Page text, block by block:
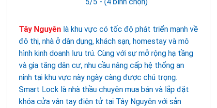
Tây Nguyên là khu vực có tốc độ phát triển mạnh về
đô thị, nhà ở dân dụng, khách sạn, homestay và mô
hình kinh doanh lưu trú. Cùng với sự mở rộng hạ tầng
và gia tăng dân cư, nhu cầu nâng cấp hệ thống an
ninh tại khu vực này ngày càng được chú trọng.
Smart Lock là nhà thầu chuyên mua bán và lắp đặt
khóa cửa vân tay điện tử tại Tây Nguyên với sản